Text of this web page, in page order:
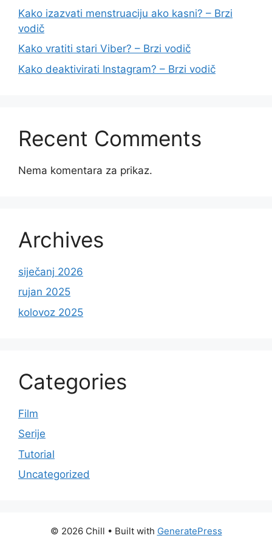
Kako izazvati menstruaciju ako kasni? – Brzi
vodič
Kako vratiti stari Viber? – Brzi vodič
Kako deaktivirati Instagram? – Brzi vodič
Recent Comments
Nema komentara za prikaz.
Archives
siječanj 2026
rujan 2025
kolovoz 2025
Categories
Film
Serije
Tutorial
Uncategorized
© 2026 Chill • Built with GeneratePress